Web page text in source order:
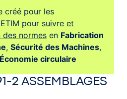
créé pour les
pour suivre et
des normes en Fabrication
, Sécurité des Machines,
circulaire
2 ASSEMBLAGES